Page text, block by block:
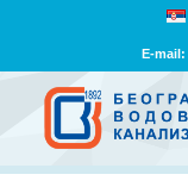
E-mail: